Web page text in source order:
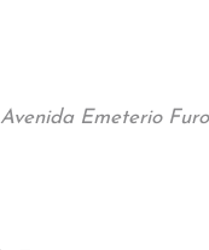
Avenida Emeterio